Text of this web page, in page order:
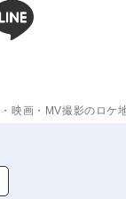
・映画・MV撮影のロケ